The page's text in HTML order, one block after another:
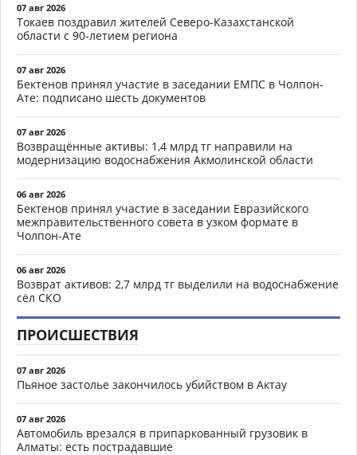
07 авг 2026
Токаев поздравил жителей Северо-Казахстанской
области с 90-летием региона
07 авг 2026
Бектенов принял участие в заседании ЕМПС в Чолпон-
Ате: подписано шесть документов
07 авг 2026
Возвращённые активы: 1,4 млрд тг направили на
модернизацию водоснабжения Акмолинской области
06 авг 2026
Бектенов принял участие в заседании Евразийского
межправительственного совета в узком формате в
Чолпон-Ате
06 авг 2026
Возврат активов: 2,7 млрд тг выделили на водоснабжение
сёл СКО
ПРОИСШЕСТВИЯ
07 авг 2026
Пьяное застолье закончилось убийством в Актау
07 авг 2026
Автомобиль врезался в припаркованный грузовик в
Алматы: есть пострадавшие